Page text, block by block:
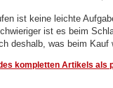
ist keine leichte
ist es beim
deshalb, was beim Kauf
kompletten Artikels als